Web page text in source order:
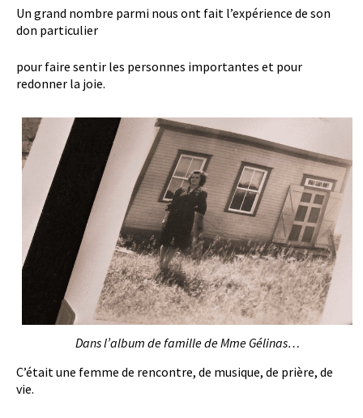
Un grand nombre parmi nous ont fait l’expérience de son
don particulier
pour faire sentir les personnes importantes et pour
redonner la joie.
Dans l’album de famille de Mme Gélinas…
C’était une femme de rencontre, de musique, de prière, de
vie.